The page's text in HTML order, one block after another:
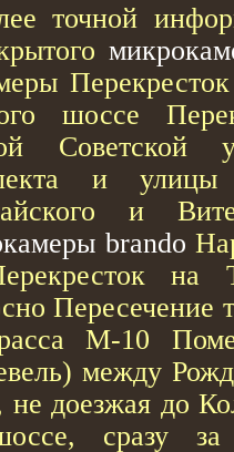
точной
шоссе
Советской
и
и
brando
на
Пересечение
М-10
между
доезжая до
сразу за